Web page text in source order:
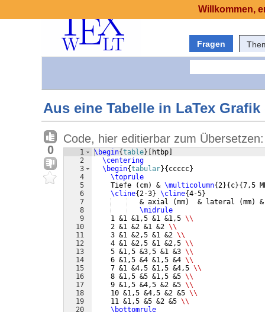
Fragen
Aus eine Tabelle in LaTex
0
Code, hier editierbar zum Übersetzen:
1
2
3
4
5
6
7
8
9
10
11
12
13
14
15
16
17
18
19
20
\begin{table} htbp
\centering
\begin{tabular}{ ccccc}
\toprule
    Tiefe
( cm) & \multicolumn{2}{ c}{7,5
\cline{2-3} \cline{4-5}
   & axial
(mm)
  & lateral
(mm)
\midrule
    1 &1 &1,5 &1 &1,5
\\
    2 &1 &2 &1 &2
\\
    3 &1 &2,5 &1 &2
\\
    4 &1 &2,5 &1 &2,5
\\
    5 &1,5 &3,5 &1 &3
\\
    6 &1,5 &4 &1,5 &4
\\
    7 &1 &4,5 &1,5 &4,5
\\
    8 &1,5 &5 &1,5 &5
\\
    9 &1,5 &4,5 &2 &5
\\
    10 &1,5 &4,5 &2 &5
\\
    11 &1,5 &5 &2 &5
\\
\bottomrule
Willkommen,